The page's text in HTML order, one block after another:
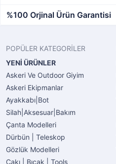
%100 Orjinal Ürün Garantisi
POPÜLER KATEGORİLER
YENİ ÜRÜNLER
Askeri Ve Outdoor Giyim
Askeri Ekipmanlar
Ayakkabı|Bot
Silah|Aksesuar|Bakım
Çanta Modelleri
Dürbün | Teleskop
Gözlük Modelleri
Çakı | Bıçak | Tools